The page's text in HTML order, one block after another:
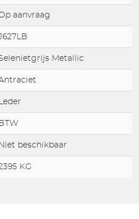
aanvraag
Metallic
Leder
BTW
Niet beschikbaar
KG